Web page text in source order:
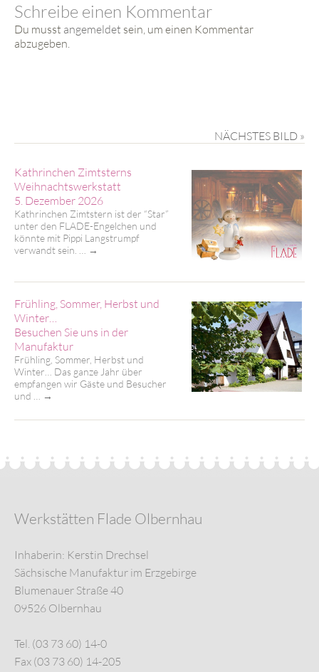
Schreibe einen Kommentar
Du musst angemeldet sein, um einen Kommentar
abzugeben.
NÄCHSTES BILD »
Kathrinchen Zimtsterns
Weihnachtswerkstatt
5. Dezember 2026
Kathrinchen Zimtstern ist der “Star”
unter den FLADE-Engelchen und
könnte mit Pippi Langstrumpf
verwandt sein. …
→
Frühling, Sommer, Herbst und
Winter…
Besuchen Sie uns in der
Manufaktur
Frühling, Sommer, Herbst und
Winter… Das ganze Jahr über
empfangen wir Gäste und Besucher
und …
→
Werkstätten Flade Olbernhau
Inhaberin: Kerstin Drechsel
Sächsische Manufaktur im Erzgebirge
Blumenauer Straße 40
09526 Olbernhau
Tel. (03 73 60) 14-0
Fax (03 73 60) 14-205